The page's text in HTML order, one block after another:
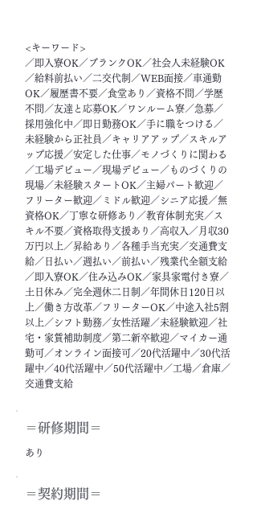
<キーワード>
／即入寮OK／ブランクOK／社会人未経験OK
／給料前払い／二交代制／WEB面接／車通勤
OK／履歴書不要／食堂あり／資格不問／学歴
不問／友達と応募OK／ワンルーム寮／急募／
採用強化中／即日勤務OK／手に職をつける／
未経験から正社員／キャリアアップ／スキルア
ップ応援／安定した仕事／モノづくりに関わる
／工場デビュー／現場デビュー／ものづくりの
現場／未経験スタートOK／主婦パート歓迎／
フリーター歓迎／ミドル歓迎／シニア応援／無
資格OK／丁寧な研修あり／教育体制充実／ス
キル不要／資格取得支援あり／高収入／月収30
万円以上／昇給あり／各種手当充実／交通費支
給／日払い／週払い／前払い／残業代全額支給
／即入寮OK／住み込みOK／家具家電付き寮／
土日休み／完全週休二日制／年間休日120日以
上／働き方改革／フリーターOK／中途入社5割
以上／シフト勤務／女性活躍／未経験歓迎／社
宅・家賃補助制度／第二新卒歓迎／マイカー通
勤可／オンライン面接可／20代活躍中／30代活
躍中／40代活躍中／50代活躍中／工場／倉庫／
交通費支給
＝​研修期間＝
あり
＝契約期間＝